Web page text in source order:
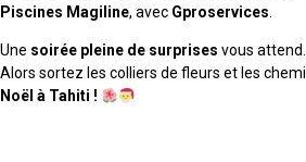
Piscines Magiline, avec Gproservices
Une soirée pleine de surprises vous
Alors sortez les colliers de fleurs et les
Noël à Tahiti !